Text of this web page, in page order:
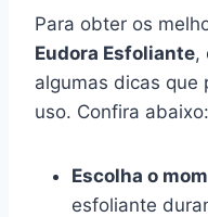
Para obter os
Eudora Esfoliante,
algumas dicas que
uso. Confira abaixo:
Escolha o
esfoliante